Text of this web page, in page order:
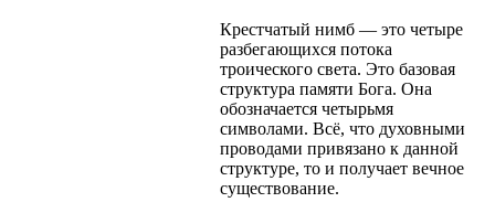
Крестчатый нимб — это четыре
разбегающихся потока
троического света. Это базовая
структура памяти Бога. Она
обозначается четырьмя
символами. Всё, что духовными
проводами привязано к данной
структуре, то и получает вечное
существование.